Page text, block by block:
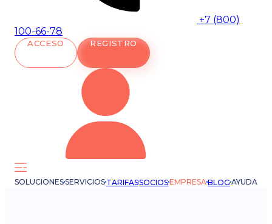
+7 (800)
100-66-78
ACCESO REGISTRO
SOLUCIONESSERVICIOSTARIFASSOCIOSEMPRESABLOGAYUDA